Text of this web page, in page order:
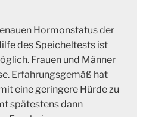
Hormonstatus der
des Speicheltests ist
Frauen und Männer
Erfahrungsgemäß hat
eine geringere Hürde zu
spätestens dann